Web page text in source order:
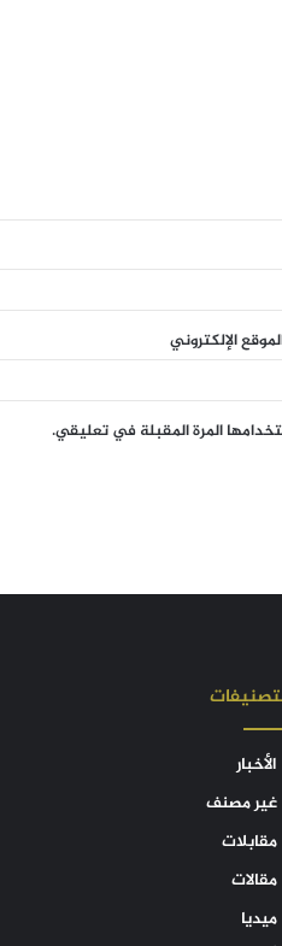
الإلكتروني
المرة المقبلة في تعليقي.
الأخبار
غير مصنف
مقابلات
مقالات
ميديا